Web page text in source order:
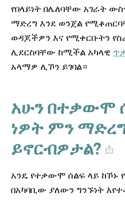
የበላይነት በሌለባቸው አገራት
ማድረግ እንደ ወንጀል
ወዳጆችዎን እና የሚቀርቡትን
ሊደርስባቸው ከሚችል አካላዊ
አላማዎ ሊኾን ይገባል።
አሁን በተቃውሞ
ነዎት ምን
ይኖርብዎታል?
አንዴ የተቃውሞ ሰልፍ ላይ ከኾኑ
በአካባቢው ያለውን ግንኙነት